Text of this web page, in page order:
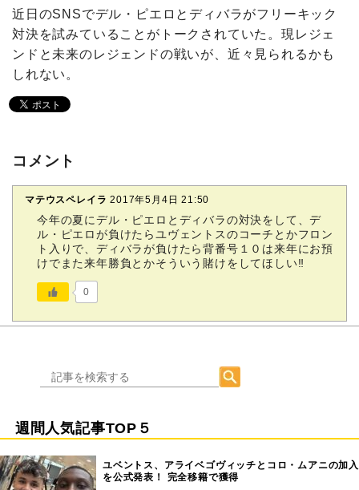
近日のSNSでデル・ピエロとディバラがフリーキック
対決を試みていることがトークされていた。現レジェ
ンドと未来のレジェンドの戦いが、近々見られるかも
しれない。
コメント
マテウスペレイラ 2017年5月4日 21:50
今年の夏にデル・ピエロとディバラの対決をして、デ
ル・ピエロが負けたらユヴェントスのコーチとかフロン
ト入りで、ディバラが負けたら背番号１０は来年にお預
けでまた来年勝負とかそういう賭けをしてほしい‼
0
週間人気記事TOP５
ユベントス、アライベゴヴィッチとコロ・ムアニの加入
を公式発表！ 完全移籍で獲得